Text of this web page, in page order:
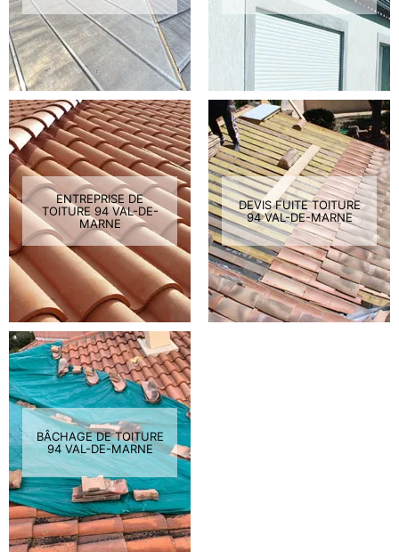
ENTREPRISE DE
TOITURE 94 VAL-DE-
MARNE
DEVIS FUITE TOITURE
94 VAL-DE-MARNE
BÂCHAGE DE TOITURE
94 VAL-DE-MARNE